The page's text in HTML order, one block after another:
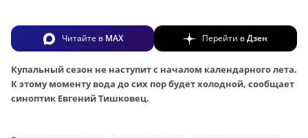
Читайте в MAX Перейти вДзен
Купальный сезон не наступит с началом календарного лета.
К этому моменту вода до сих пор будет холодной, сообщает
синоптик Евгений Тишковец.